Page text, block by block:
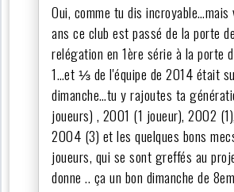
Oui, comme tu dis incroyable…mais
ans ce club est passé de la porte
relégation en 1ère série à la porte
1…et ⅓ de l'équipe de 2014 était
dimanche…tu y rajoutes ta
joueurs) , 2001 (1 joueur), 2002
2004 (3) et les quelques bons
joueurs, qui se sont greffés au
donne .. ça un bon dimanche de